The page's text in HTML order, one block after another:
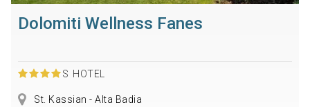
Dolomiti Wellness Fanes
S HOTEL
St. Kassian - Alta Badia